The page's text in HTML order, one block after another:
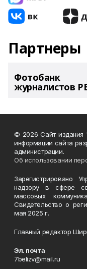
Партнеры
Фотобанк
журналистов
© 2026 Сайт издания
информации сайта
администрации.
Об использовании
Зарегистрировано
надзору в сфере
массовых
Свидетельство о
мая 2025 г.
Главный редактор
Эл. почта
7belizv@mail.ru